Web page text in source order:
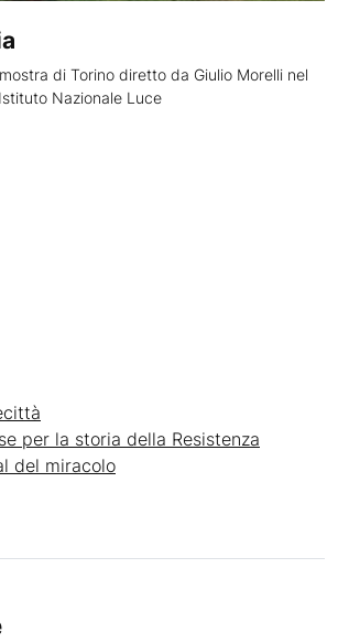
di Torino diretto da Giulio Morelli nel
Nazionale Luce
per la storia della Resistenza
del miracolo